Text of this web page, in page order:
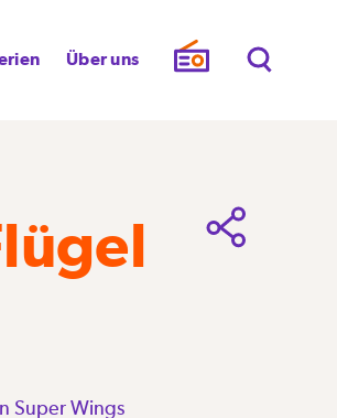
Über uns
Super Wings